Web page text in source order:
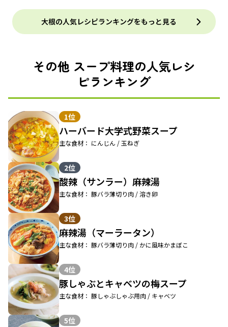
大根の人気レシピランキングをもっと見る
その他 スープ料理の人気レシ
ピランキング
1位
ハーバード大学式野菜スープ
主な食材： にんじん / 玉ねぎ
2位
酸辣（サンラー）麻辣湯
主な食材： 豚バラ薄切り肉 / 溶き卵
3位
麻辣湯（マーラータン）
主な食材： 豚バラ薄切り肉 / かに風味かまぼこ
4位
豚しゃぶとキャベツの梅スープ
主な食材： 豚しゃぶしゃぶ用肉 / キャベツ
5位